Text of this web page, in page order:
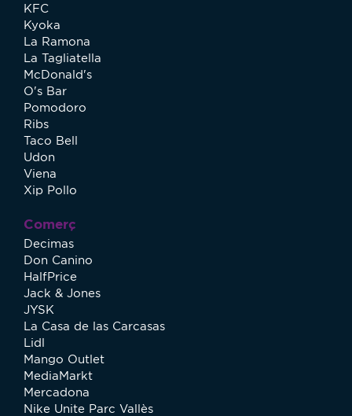
KFC
Kyoka
La Ramona
La Tagliatella
McDonald's
O's Bar
Pomodoro
Ribs
Taco Bell
Udon
Viena
Xip Pollo
Comerç
Decimas
Don Canino
HalfPrice
Jack & Jones
JYSK
La Casa de las Carcasas
Lidl
Mango Outlet
MediaMarkt
Mercadona
Nike Unite Parc Vallès